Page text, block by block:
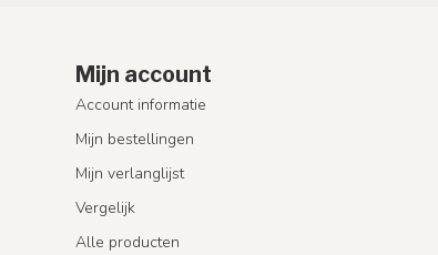
Mijn account
Account informatie
Mijn bestellingen
Mijn verlanglijst
Vergelijk
Alle producten